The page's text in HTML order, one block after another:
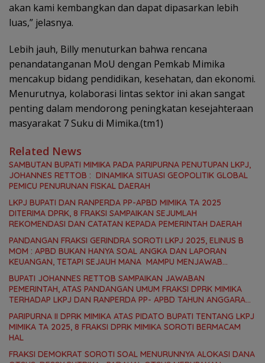
akan kami kembangkan dan dapat dipasarkan lebih
luas,” jelasnya.
Lebih jauh, Billy menuturkan bahwa rencana
penandatanganan MoU dengan Pemkab Mimika
mencakup bidang pendidikan, kesehatan, dan ekonomi.
Menurutnya, kolaborasi lintas sektor ini akan sangat
penting dalam mendorong peningkatan kesejahteraan
masyarakat 7 Suku di Mimika.(tm1)
Related News
SAMBUTAN BUPATI MIMIKA PADA PARIPURNA PENUTUPAN LKPJ,
JOHANNES RETTOB : DINAMIKA SITUASI GEOPOLITIK GLOBAL
PEMICU PENURUNAN FISKAL DAERAH
LKPJ BUPATI DAN RANPERDA PP-APBD MIMIKA TA 2025
DITERIMA DPRK, 8 FRAKSI SAMPAIKAN SEJUMLAH
REKOMENDASI DAN CATATAN KEPADA PEMERINTAH DAERAH
PANDANGAN FRAKSI GERINDRA SOROTI LKPJ 2025, ELINUS B
MOM : APBD BUKAN HANYA SOAL ANGKA DAN LAPORAN
KEUANGAN, TETAPI SEJAUH MANA MAMPU MENJAWAB
BUPATI JOHANNES RETTOB SAMPAIKAN JAWABAN
PEMERINTAH, ATAS PANDANGAN UMUM FRAKSI DPRK MIMIKA
TERHADAP LKPJ DAN RANPERDA PP- APBD TAHUN ANGGARAN
PARIPURNA II DPRK MIMIKA ATAS PIDATO BUPATI TENTANG LKPJ
MIMIKA TA 2025, 8 FRAKSI DPRK MIMIKA SOROTI BERMACAM
HAL
FRAKSI DEMOKRAT SOROTI SOAL MENURUNNYA ALOKASI DANA